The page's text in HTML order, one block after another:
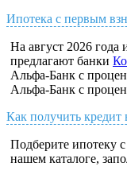
Ипотека с первым
На август 2026 года
предлагают банки
Альфа-Банк с
Альфа-Банк с
Как получить кредит
Подберите ипотеку
нашем каталоге,